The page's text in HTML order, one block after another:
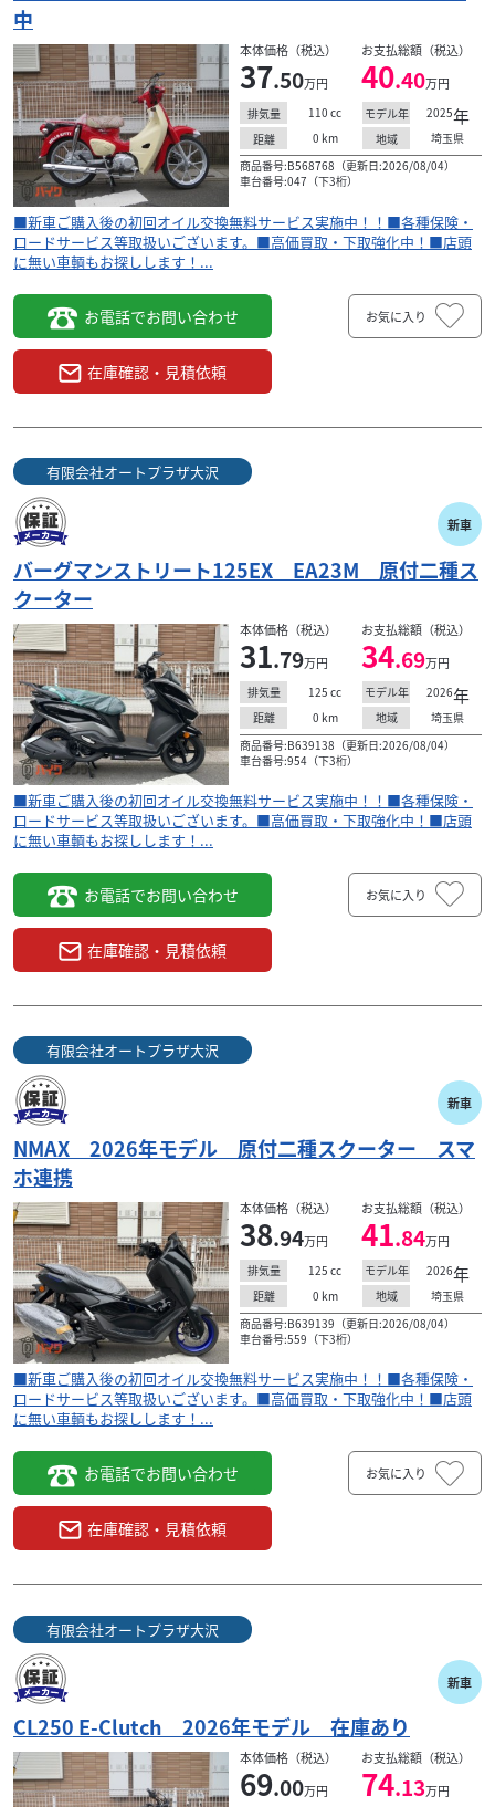
中
本体価格（税込）
37.50万円
お支払総額（税込）
40.40万円
排気量 110 cc モデル年 2025年
距離 0 km 地域
埼玉県
商品番号:B568768（更新日:2026/08/04）
車台番号:047（下3桁）
■新車ご購入後の初回オイル交換無料サービス実施中！！■各種保険・
ロードサービス等取扱いございます。■高価買取・下取強化中！■店頭
に無い車輌もお探しします！...
お電話でお問い合わせ
在庫確認・見積依頼
お気に入り
有限会社オートプラザ大沢
新車
バーグマンストリート125EX EA23M 原付二種ス
クーター
本体価格（税込）
31.79万円
お支払総額（税込）
34.69万円
排気量 125 cc モデル年 2026年
距離 0 km 地域
埼玉県
商品番号:B639138（更新日:2026/08/04）
車台番号:954（下3桁）
■新車ご購入後の初回オイル交換無料サービス実施中！！■各種保険・
ロードサービス等取扱いございます。■高価買取・下取強化中！■店頭
に無い車輌もお探しします！...
お電話でお問い合わせ
在庫確認・見積依頼
お気に入り
有限会社オートプラザ大沢
新車
NMAX 2026年モデル 原付二種スクーター スマ
ホ連携
本体価格（税込）
38.94万円
お支払総額（税込）
41.84万円
排気量 125 cc モデル年 2026年
距離 0 km 地域
埼玉県
商品番号:B639139（更新日:2026/08/04）
車台番号:559（下3桁）
■新車ご購入後の初回オイル交換無料サービス実施中！！■各種保険・
ロードサービス等取扱いございます。■高価買取・下取強化中！■店頭
に無い車輌もお探しします！...
お電話でお問い合わせ
在庫確認・見積依頼
お気に入り
有限会社オートプラザ大沢
新車
CL250 E-Clutch 2026年モデル 在庫あり
本体価格（税込）
69.00万円
お支払総額（税込）
74.13万円